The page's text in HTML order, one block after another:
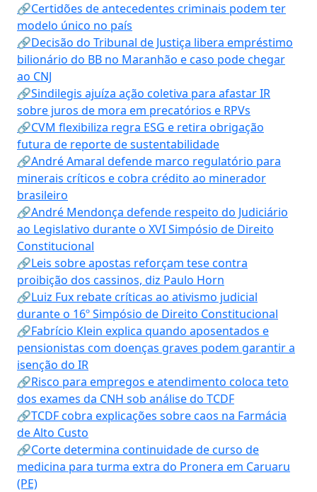
🔗Certidões de antecedentes criminais podem ter
modelo único no país
🔗Decisão do Tribunal de Justiça libera empréstimo
bilionário do BB no Maranhão e caso pode chegar
ao CNJ
🔗Sindilegis ajuíza ação coletiva para afastar IR
sobre juros de mora em precatórios e RPVs
🔗CVM flexibiliza regra ESG e retira obrigação
futura de reporte de sustentabilidade
🔗André Amaral defende marco regulatório para
minerais críticos e cobra crédito ao minerador
brasileiro
🔗André Mendonça defende respeito do Judiciário
ao Legislativo durante o XVI Simpósio de Direito
Constitucional
🔗Leis sobre apostas reforçam tese contra
proibição dos cassinos, diz Paulo Horn
🔗Luiz Fux rebate críticas ao ativismo judicial
durante o 16º Simpósio de Direito Constitucional
🔗Fabrício Klein explica quando aposentados e
pensionistas com doenças graves podem garantir a
isenção do IR
🔗Risco para empregos e atendimento coloca teto
dos exames da CNH sob análise do TCDF
🔗TCDF cobra explicações sobre caos na Farmácia
de Alto Custo
🔗Corte determina continuidade de curso de
medicina para turma extra do Pronera em Caruaru
(PE)